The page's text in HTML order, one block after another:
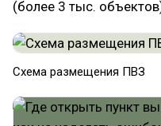
(более 3 тыс.
Схема размещения ПВЗ